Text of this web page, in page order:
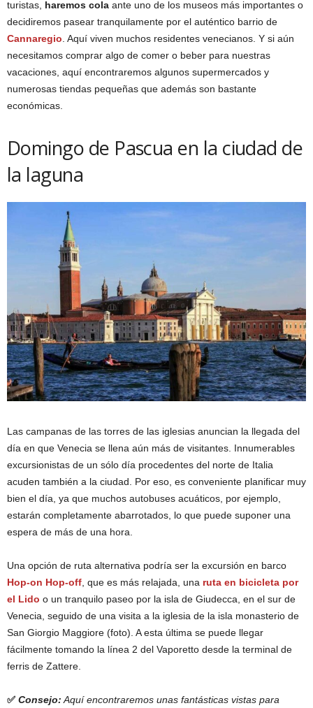
turistas, haremos cola ante uno de los museos más importantes o
decidiremos pasear tranquilamente por el auténtico barrio de
Cannaregio . Aquí viven muchos residentes venecianos. Y si aún
necesitamos comprar algo de comer o beber para nuestras
vacaciones, aquí encontraremos algunos supermercados y
numerosas tiendas pequeñas que además son bastante
económicas.
Domingo de Pascua en la ciudad de
la laguna
Las campanas de las torres de las iglesias anuncian la llegada del
día en que Venecia se llena aún más de visitantes. Innumerables
excursionistas de un sólo día procedentes del norte de Italia
acuden también a la ciudad. Por eso, es conveniente planificar muy
bien el día, ya que muchos autobuses acuáticos, por ejemplo,
estarán completamente abarrotados, lo que puede suponer una
espera de más de una hora.
Una opción de ruta alternativa podría ser la excursión en barco
Hop-on Hop-off , que es más relajada, una ruta en bicicleta por
el Lido o un tranquilo paseo por la isla de Giudecca, en el sur de
Venecia, seguido de una visita a la iglesia de la isla monasterio de
San Giorgio Maggiore (foto). A esta última se puede llegar
fácilmente tomando la línea 2 del Vaporetto desde la terminal de
ferris de Zattere.
✅ Consejo: Aquí encontraremos unas fantásticas vistas para